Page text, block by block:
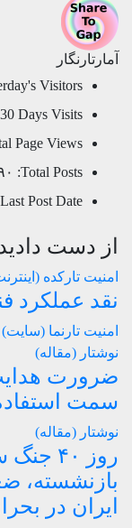
آمارتارنگار
Visitors:
Days Visits:
Page Views:
Total Posts:
Last Post Date:
از دست
امنیت تارکده
نقد عملکرد
امنیت تارنما (سایت)
نوشتار (مقاله)
ضرورت
سمت
نوشتار (مقاله)
روز
بازنشسته،
ایران در